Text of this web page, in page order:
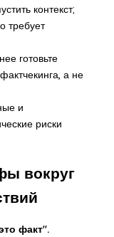
контекст;
требует
готовьте
а не
и
риски
вокруг
факт".